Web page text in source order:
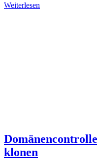
Weiterlesen
klonen